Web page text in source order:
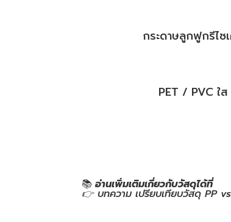
กระดาษลูกฟูกรีไซ
PET / PVC ใส
📚อ่านเพิ่มเติมเกี่ยวกับวัสดุได้ที่
👉บทความ เปรียบเทียบวัสดุ PP